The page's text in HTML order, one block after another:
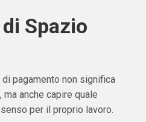
Spazio
pagamento non significa
anche capire quale
per il proprio lavoro.